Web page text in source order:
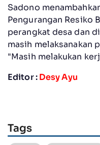
Sadono
Pengurangan Resiko
perangkat desa dan
masih melaksanakan
"Masih melakukan
Editor :Desy Ayu
Tags